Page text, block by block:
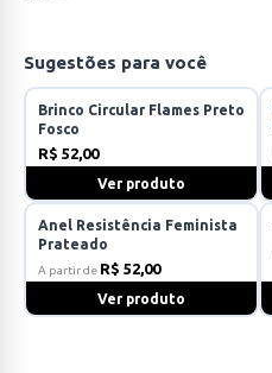
Sugestões para você
Brinco Circular Flames Preto
Fosco
R$ 52,00
Ver produto
Anel Resistência Feminista
Prateado
A partir de R$ 52,00
Ver produto